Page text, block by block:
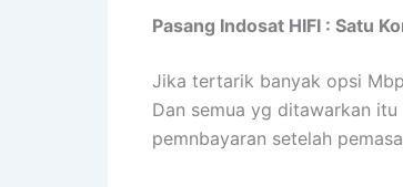
Pasang Indosat HIFI : Satu
Jika tertarik banyak opsi
Dan semua yg ditawarkan
pemnbayaran setelah